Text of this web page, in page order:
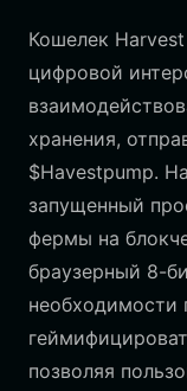
Кошелек
цифровой
хранения,
$Havestpump.
запущенный
фермы на
браузерный 8-
необходимости
позволяя